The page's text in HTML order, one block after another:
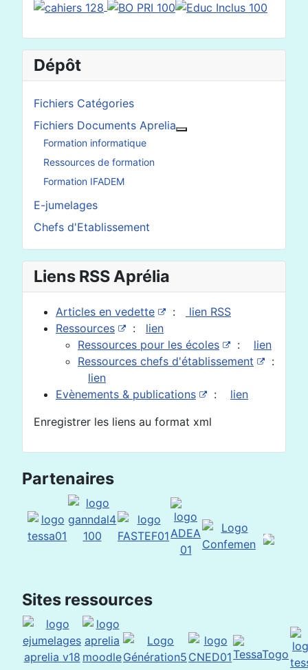
Dépôt
Fichiers Catégories
Fichiers Documents Aprelia
Formation informatique
Ressources de formation
Formation IFADEM
E-jumelages
Chefs d'Etablissement
Liens RSS Aprélia
Articles en vedette :
lien RSS
Ressources
: lien
Ressources pour les écoles
: lien
Ressources chefs d'établissement
:
lien
Evènements & publications
: lien
Enregistrer les liens au format xml
Partenaires
Sites ressources